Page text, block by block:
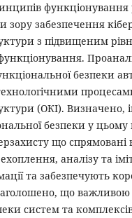
забезпечення
з підвищеним
безпеки
(ОКІ). Визначено,
безпеки у
що
аналізу та
та забезпечують
що важливою
систем та